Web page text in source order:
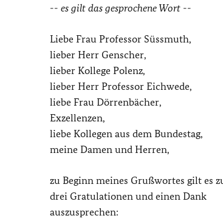
-- es gilt das gesprochene Wort --
Liebe Frau Professor Süssmuth,
lieber Herr Genscher,
lieber Kollege Polenz,
lieber Herr Professor Eichwede,
liebe Frau Dörrenbächer,
Exzellenzen,
liebe Kollegen aus dem Bundestag,
meine Damen und Herren,
zu Beginn meines Grußwortes gilt es
drei Gratulationen und einen Dank
auszusprechen: